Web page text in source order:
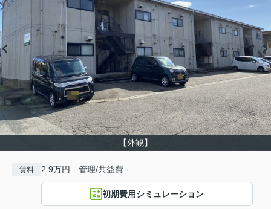
【外観】
賃料 2.9万円 管理/共益費 -
初期費用シミュレーション